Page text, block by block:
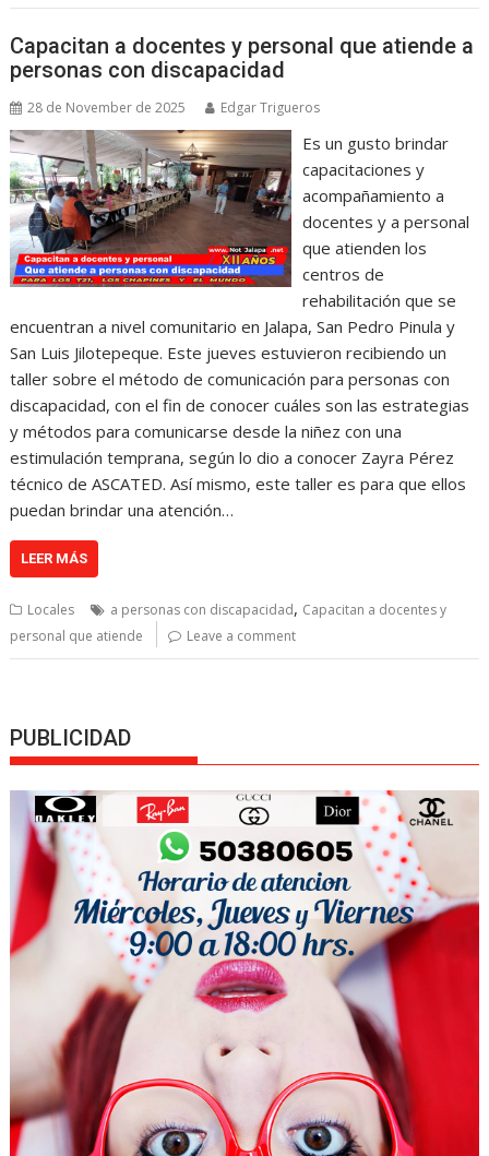
Capacitan a docentes y personal que atiende a
personas con discapacidad
28 de November de 2025 Edgar Trigueros
Es un gusto brindar
capacitaciones y
acompañamiento a
docentes y a personal
que atienden los
centros de
rehabilitación que se
encuentran a nivel comunitario en Jalapa, San Pedro Pinula y
San Luis Jilotepeque. Este jueves estuvieron recibiendo un
taller sobre el método de comunicación para personas con
discapacidad, con el fin de conocer cuáles son las estrategias
y métodos para comunicarse desde la niñez con una
estimulación temprana, según lo dio a conocer Zayra Pérez
técnico de ASCATED. Así mismo, este taller es para que ellos
puedan brindar una atención…
LEER MÁS
Locales a personas con discapacidad, Capacitan a docentes y
personal que atiende
Leave a comment
PUBLICIDAD